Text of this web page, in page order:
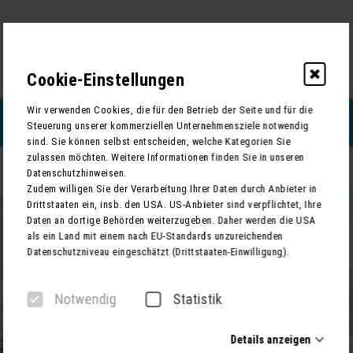
REISEFILTERN
Weihnachts-Flusskreuzfahrt mit MS THURGAU SAXONIA
Cookie-Einstellungen
Wir verwenden Cookies, die für den Betrieb der Seite und für die
Steuerung unserer kommerziellen Unternehmensziele notwendig
sind. Sie können selbst entscheiden, welche Kategorien Sie
zulassen möchten. Weitere Informationen finden Sie in unseren
Datenschutzhinweisen.
Zudem willigen Sie der Verarbeitung Ihrer Daten durch Anbieter in
Drittstaaten ein, insb. den USA. US-Anbieter sind verpflichtet, Ihre
Daten an dortige Behörden weiterzugeben. Daher werden die USA
als ein Land mit einem nach EU-Standards unzureichenden
Datenschutzniveau eingeschätzt (Drittstaaten-Einwilligung).
Notwendig Statistik
Details anzeigen